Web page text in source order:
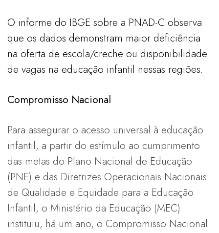
O informe do IBGE sobre a PNAD-C observa
que os dados demonstram maior deficiência
na oferta de escola/creche ou disponibilidade
de vagas na educação infantil nessas regiões.
Compromisso Nacional
Para assegurar o acesso universal à educação
infantil, a partir do estímulo ao cumprimento
das metas do Plano Nacional de Educação
(PNE) e das Diretrizes Operacionais Nacionais
de Qualidade e Equidade para a Educação
Infantil, o Ministério da Educação (MEC)
instituiu, há um ano, o Compromisso Nacional